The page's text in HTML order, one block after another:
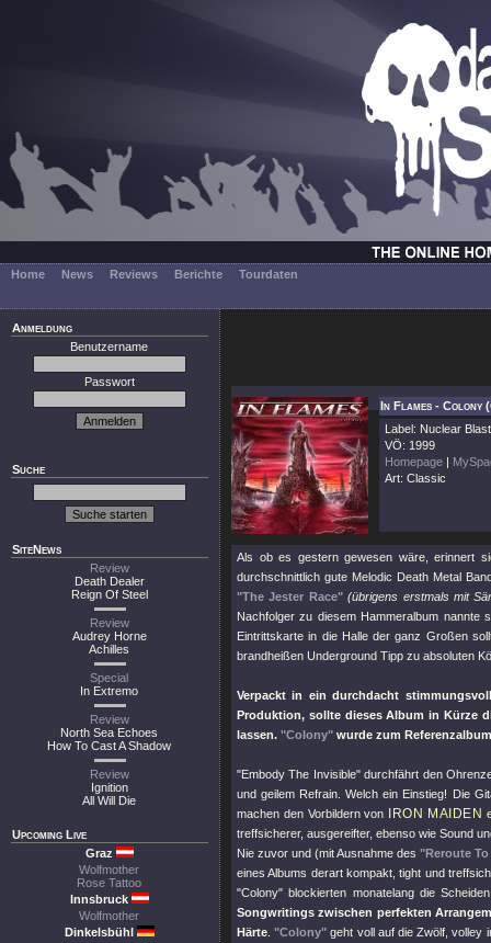
Home News Reviews Berichte Tourdaten
Anmeldung
Benutzername
Passwort
Suche
SiteNews
Review
Death Dealer
Reign Of Steel
Review
Audrey Horne
Achilles
Special
In Extremo
Review
North Sea Echoes
How To Cast A Shadow
Review
Ignition
All Will Die
Upcoming Live
Graz
Wolfmother
Rose Tattoo
Innsbruck
Wolfmother
Dinkelsbühl
In Flames - Colony
Label: Nuclear Blast
VÖ: 1999
Homepage |
Art: Classic
Als ob es gestern gewesen wäre, erinnert
durchschnittlich gute Melodic Death Metal
"The Jester Race" (übrigens erstmals mit
Nachfolger zu diesem Hammeralbum nannte
Eintrittskarte in die Halle der ganz Großen
brandheißen Underground Tipp zu absoluten
Verpackt in ein durchdacht
Produktion, sollte dieses Album in Kürze
lassen. "Colony" wurde zum
"Embody The Invisible"durchfährt den
und geilem Refrain. Welch ein Einstieg! Die
machen den Vorbildern von
IRON MAIDEN
treffsicherer, ausgereifter, ebenso wie Sound
Nie zuvor und (mit Ausnahme des "Reroute
eines Albums derart kompakt, tight und
"Colony" blockierten monatelang die
Songwritings zwischen perfekten
Härte ."Colony" geht voll auf die Zwölf, volley